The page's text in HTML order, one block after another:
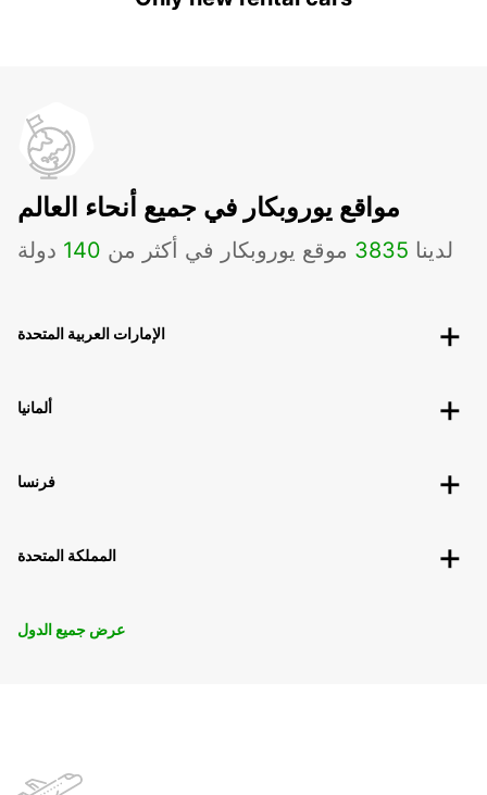
مواقع يوروبكار في جميع أنحاء العالم
لدينا 3835 موقع يوروبكار في أكثر من 140 دولة
الإمارات العربية المتحدة
ألمانيا
فرنسا
المملكة المتحدة
عرض جميع الدول